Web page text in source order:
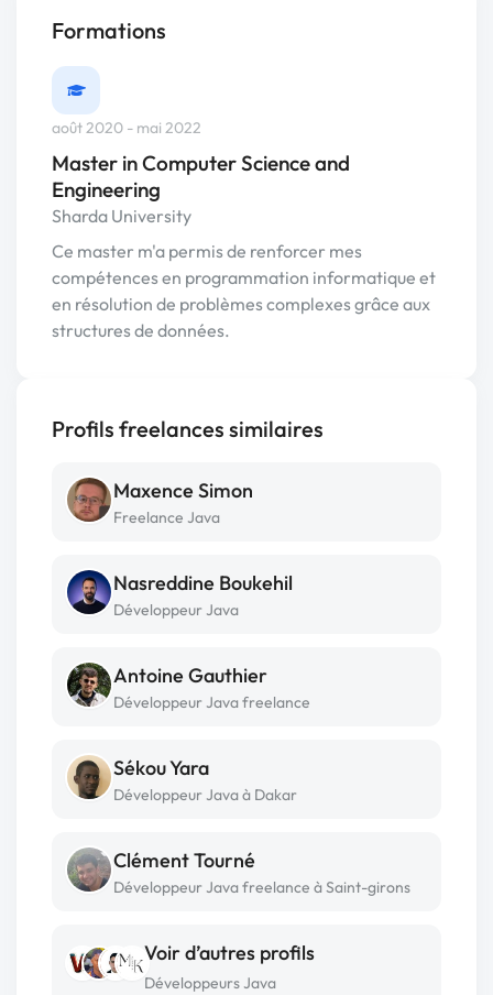
Formations
août 2020 - mai 2022
Master in Computer Science and
Engineering
Sharda University
Ce master m'a permis de renforcer mes
compétences en programmation informatique et
en résolution de problèmes complexes grâce aux
structures de données.
Profils freelances similaires
Maxence Simon
Freelance Java
Nasreddine Boukehil
Développeur Java
Antoine Gauthier
Développeur Java freelance
Sékou Yara
Développeur Java à Dakar
Clément Tourné
Développeur Java freelance à Saint-girons
Voir d’autres profils
Développeurs Java